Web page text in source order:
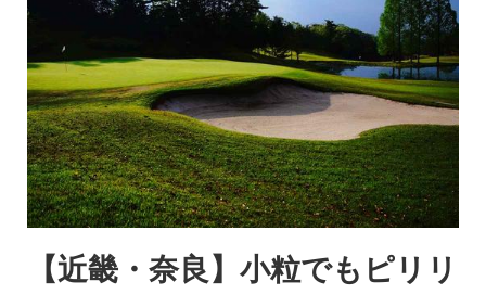
【近畿・奈良】小粒でもピリリ